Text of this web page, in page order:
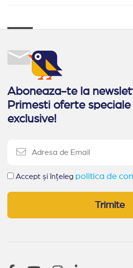
Aboneaza-te la
Primesti oferte
exclusive!
Accept și înțeleg politica de
Trimite